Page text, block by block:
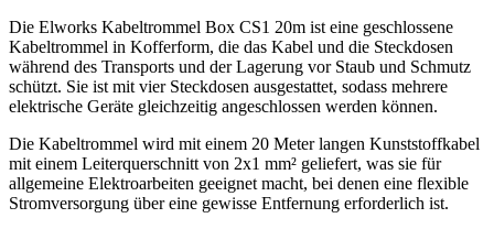
Die Elworks Kabeltrommel Box CS1 20m ist eine geschlossene
Kabeltrommel in Kofferform, die das Kabel und die Steckdosen
während des Transports und der Lagerung vor Staub und Schmutz
schützt. Sie ist mit vier Steckdosen ausgestattet, sodass mehrere
elektrische Geräte gleichzeitig angeschlossen werden können.
Die Kabeltrommel wird mit einem 20 Meter langen Kunststoffkabel
mit einem Leiterquerschnitt von 2x1 mm² geliefert, was sie für
allgemeine Elektroarbeiten geeignet macht, bei denen eine flexible
Stromversorgung über eine gewisse Entfernung erforderlich ist.